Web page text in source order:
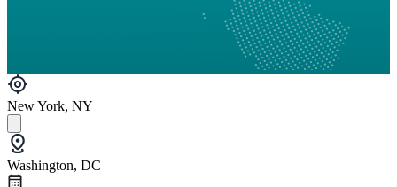
New York, NY
Washington, DC